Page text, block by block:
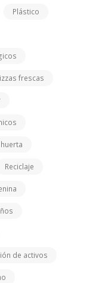
Plástico
frescas
Reciclaje
de activos